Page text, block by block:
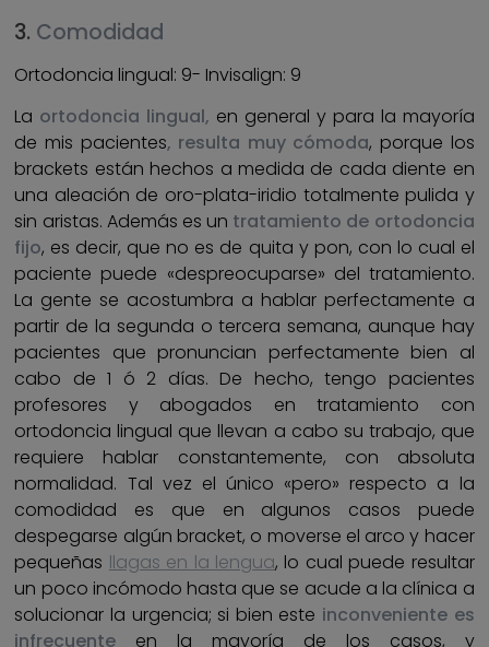
3. Comodidad
Ortodoncia lingual: 9- Invisalign: 9
La ortodoncia lingual, en general y para la mayoría
de mis pacientes, resulta muy cómoda, porque los
brackets están hechos a medida de cada diente en
una aleación de oro-plata-iridio totalmente pulida y
sin aristas. Además es un tratamiento de ortodoncia
fijo, es decir, que no es de quita y pon, con lo cual el
paciente puede «despreocuparse» del tratamiento.
La gente se acostumbra a hablar perfectamente a
partir de la segunda o tercera semana, aunque hay
pacientes que pronuncian perfectamente bien al
cabo de 1 ó 2 días. De hecho, tengo pacientes
profesores y abogados en tratamiento con
ortodoncia lingual que llevan a cabo su trabajo, que
requiere hablar constantemente, con absoluta
normalidad. Tal vez el único «pero» respecto a la
comodidad es que en algunos casos puede
despegarse algún bracket, o moverse el arco y hacer
pequeñas llagas en la lengua, lo cual puede resultar
un poco incómodo hasta que se acude a la clínica a
solucionar la urgencia; si bien este inconveniente es
infrecuente en la mayoría de los casos, y